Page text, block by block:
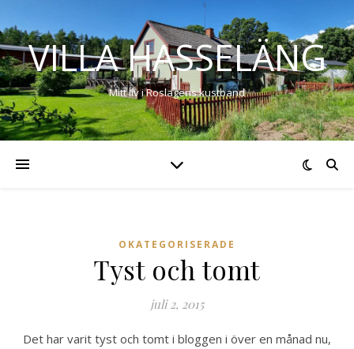
VILLA HASSELÄNG
Mitt liv i Roslagens kustband
OKATEGORISERADE
Tyst och tomt
juli 2, 2015
Det har varit tyst och tomt i bloggen i över en månad nu,